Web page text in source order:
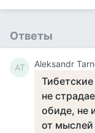
Ответы
AT Aleksandr
не
обиде, не
от